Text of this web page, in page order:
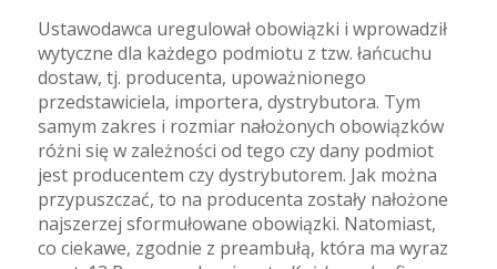
Ustawodawca uregulował obowiązki i wprowadził
wytyczne dla każdego podmiotu z tzw. łańcuchu
dostaw, tj. producenta, upoważnionego
przedstawiciela, importera, dystrybutora. Tym
samym zakres i rozmiar nałożonych obowiązków
różni się w zależności od tego czy dany podmiot
jest producentem czy dystrybutorem. Jak można
przypuszczać, to na producenta zostały nałożone
najszerzej sformułowane obowiązki. Natomiast,
co ciekawe, zgodnie z preambułą, która ma wyraz